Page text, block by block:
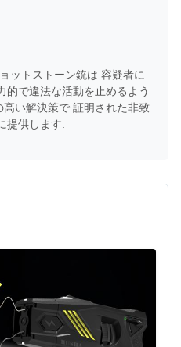
ットストーン銃は 容疑者に
的で違法な活動を止めるよう
い解決策で 証明された非致
提供します.